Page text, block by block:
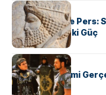
KÜLTÜR
Antik Yunan ve Pers:
Şekillendiren İki Güç
KÜLTÜR
‘Gladiator’ Filmi